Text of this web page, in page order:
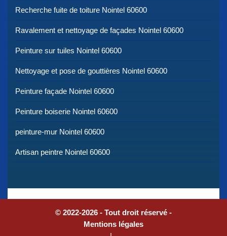
Recherche fuite de toiture Nointel 60600
Ravalement et nettoyage de façades Nointel 60600
Peinture sur tuiles Nointel 60600
Nettoyage et pose de gouttières Nointel 60600
Peinture façade Nointel 60600
Peinture boiserie Nointel 60600
peinture-mur Nointel 60600
Artisan peintre Nointel 60600
© 2022-2026 - Tout droit réservé -
Mentions légales